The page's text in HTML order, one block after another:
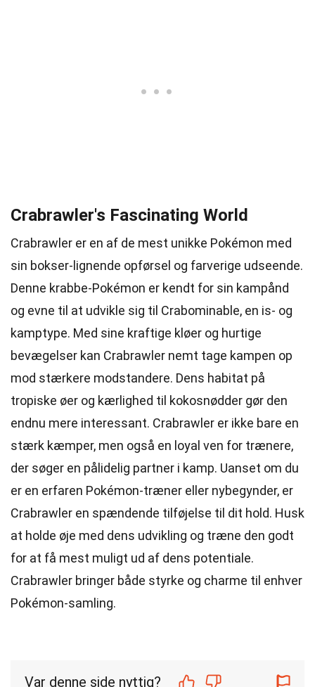
Crabrawler's Fascinating World
Crabrawler er en af de mest unikke Pokémon med
sin bokser-lignende opførsel og farverige udseende.
Denne krabbe-Pokémon er kendt for sin kampånd
og evne til at udvikle sig til Crabominable, en is- og
kamptype. Med sine kraftige kløer og hurtige
bevægelser kan Crabrawler nemt tage kampen op
mod stærkere modstandere. Dens habitat på
tropiske øer og kærlighed til kokosnødder gør den
endnu mere interessant. Crabrawler er ikke bare en
stærk kæmper, men også en loyal ven for trænere,
der søger en pålidelig partner i kamp. Uanset om du
er en erfaren Pokémon-træner eller nybegynder, er
Crabrawler en spændende tilføjelse til dit hold. Husk
at holde øje med dens udvikling og træne den godt
for at få mest muligt ud af dens potentiale.
Crabrawler bringer både styrke og charme til enhver
Pokémon-samling.
Var denne side nyttig?